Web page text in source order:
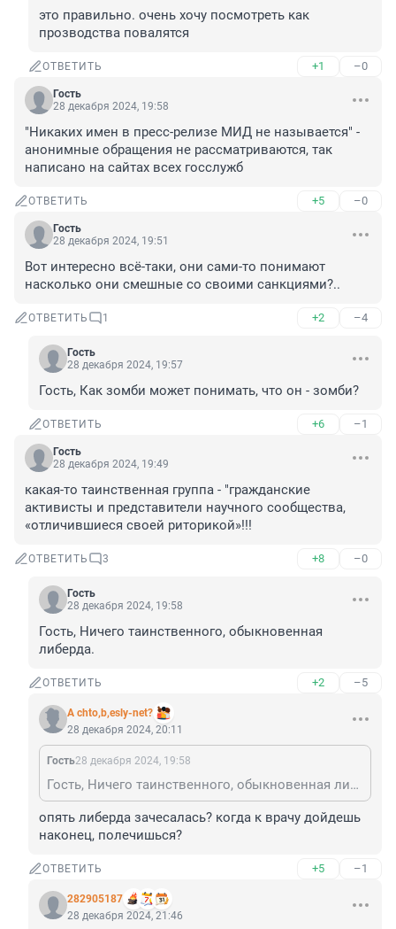
это правильно. очень хочу посмотреть как
прозводства повалятся
ОТВЕТИТЬ +1 –0
Гость
28 декабря 2024, 19:58
"Никаких имен в пресс-релизе МИД не называется" -
анонимные обращения не рассматриваются, так
написано на сайтах всех госслужб
ОТВЕТИТЬ +5 –0
Гость
28 декабря 2024, 19:51
Вот интересно всё-таки, они сами-то понимают
насколько они смешные со своими санкциями?..
ОТВЕТИТЬ 1 +2 –4
Гость
28 декабря 2024, 19:57
Гость, Как зомби может понимать, что он - зомби?
ОТВЕТИТЬ +6 –1
Гость
28 декабря 2024, 19:49
какая-то таинственная группа - "гражданские
активисты и представители научного сообщества,
«отличившиеся своей риторикой»!!!
ОТВЕТИТЬ 3 +8 –0
Гость
28 декабря 2024, 19:58
Гость, Ничего таинственного, обыкновенная
либерда.
ОТВЕТИТЬ +2 –5
A chto,b,esly-net?
28 декабря 2024, 20:11
Гость28 декабря 2024, 19:58
Гость, Ничего таинственного, обыкновенная либерда.
опять либерда зачесалась? когда к врачу дойдешь
наконец, полечишься?
ОТВЕТИТЬ +5 –1
282905187
28 декабря 2024, 21:46